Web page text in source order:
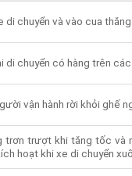
chuyển và vào cua
chuyển có hàng trên
vận hành rời khỏi ghế
trơn trượt khi tăng tốc và
hoạt khi xe di chuyển